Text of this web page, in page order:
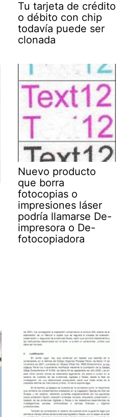
Tu tarjeta de crédito
o débito con chip
todavía puede ser
clonada
Nuevo producto
que borra
fotocopias o
impresiones láser
podría llamarse De-
impresora o De-
fotocopiadora